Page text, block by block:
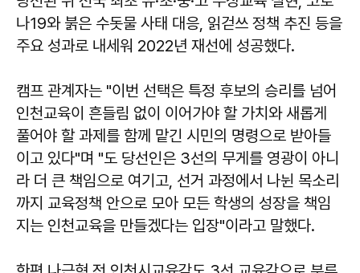
나19와 붉은 수돗물 사태 대응, 읽걷쓰 정책 추진 등을
주요 성과로 내세워 2022년 재선에 성공했다.
캠프 관계자는 "이번 선택은 특정 후보의 승리를 넘어
인천교육이 흔들림 없이 이어가야 할 가치와 새롭게
풀어야 할 과제를 함께 맡긴 시민의 명령으로 받아들
이고 있다"며 "도 당선인은 3선의 무게를 영광이 아니
라 더 큰 책임으로 여기고, 선거 과정에서 나뉜 목소리
까지 교육정책 안으로 모아 모든 학생의 성장을 책임
지는 인천교육을 만들겠다는 입장"이라고 말했다.